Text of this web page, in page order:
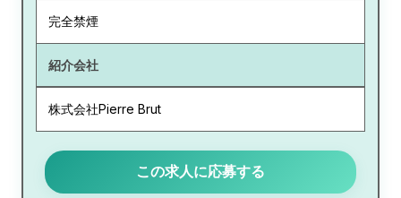
完全禁煙
紹介会社
株式会社Pierre Brut
この求人に応募する